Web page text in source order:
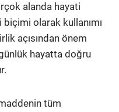
alanda hayati
biçimi olarak kullanımı
açısından önem
hayatta doğru
tüm